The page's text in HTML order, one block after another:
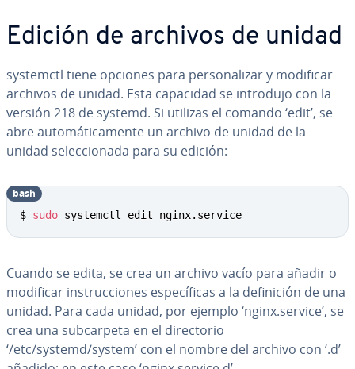
Edición de archivos de unidad
systemctl tiene opciones para pe­r­so­na­li­zar y modificar
archivos de unidad. Esta capacidad se introdujo con la
versión 218 de systemd. Si utilizas el comando ‘edit’, se
abre au­to­má­ti­ca­me­n­te un archivo de unidad de la
unidad se­le­c­cio­na­da para su edición:
$ sudo systemctl edit nginx.service
bash
Cuando se edita, se crea un archivo vacío para añadir o
modificar in­s­tru­c­cio­nes es­pe­cí­fi­cas a la de­fi­ni­ción de una
unidad. Para cada unidad, por ejemplo ‘nginx.service’, se
crea una su­b­ca­r­pe­ta en el di­re­c­to­rio
‘/etc/systemd/system’ con el nombre del archivo con ‘.d’